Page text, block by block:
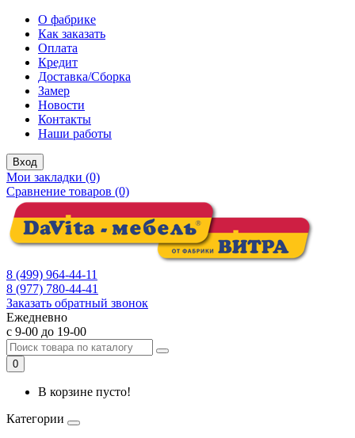
О фабрике
Как заказать
Оплата
Кредит
Доставка/Сборка
Замер
Новости
Контакты
Наши работы
Вход
Мои закладки (0)
Сравнение товаров (0)
8 (499) 964-44-11
8 (977) 780-44-41
Заказать обратный звонок
Ежедневно
с 9-00 до 19-00
0
В корзине пусто!
Категории